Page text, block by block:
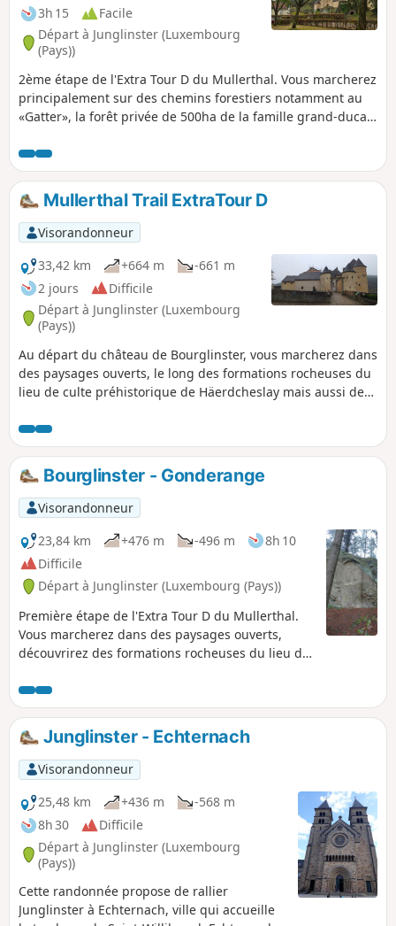
3h 15
Facile
Départ à Junglinster (Luxembourg
(Pays))
2ème étape de l'Extra Tour D du Mullerthal. Vous marcherez
principalement sur des chemins forestiers notamment au
«Gatter», la forêt privée de 500ha de la famille grand-ducale
Bourglinster sera votre point final.
Mullerthal Trail ExtraTour D
Visorandonneur
33,42 km
+664 m
-661 m
2 jours
Difficile
Départ à Junglinster (Luxembourg
(Pays))
Au départ du château de Bourglinster, vous marcherez dans
des paysages ouverts, le long des formations rocheuses du
lieu de culte préhistorique de Häerdcheslay mais aussi de
forestiers notamment au «Gatter», la forêt privée de 500ha
de la famille grand-ducale accessible au public depuis
2009. Cet ExtraTour relie la région du Mullerthal au
Grünewald, une forêt près de la capitale.
Bourglinster - Gonderange
Visorandonneur
23,84 km
+476 m -496 m
8h 10
Difficile
Départ à Junglinster (Luxembourg (Pays))
Première étape de l'Extra Tour D du Mullerthal.
Vous marcherez dans des paysages ouverts,
découvrirez des formations rocheuses du lieu de
Eisenherstellung (emplacement d'anciens hauts
fourneaux) et foulerez des chemins forestiers.
Junglinster - Echternach
Visorandonneur
25,48 km
+436 m
-568 m
8h 30
Difficile
Départ à Junglinster (Luxembourg
(Pays))
Cette randonnée propose de rallier
Junglinster à Echternach, ville qui accueille